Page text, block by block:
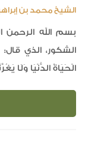
الشيخ محمد بن
بسم الله الرحمن
الشكور، الذي
الْحَيَاةُ الدُّنْيَا وَلَا